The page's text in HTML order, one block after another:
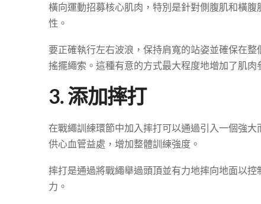
橫向運動招募核心肌肉，特別是針對側腹肌和橫
性。
要正確執行左右波浪，保持肩寬的站姿並確保在
搖擺繩索。這種有意的方式最大程度地增加了肌肉
3. 添加摔打
在戰繩訓練環節中加入摔打可以通過引入一個強
供心血管益處，增加整體訓練強度。
摔打是通過將戰繩舉過頭頂並有力地摔向地面以
力。